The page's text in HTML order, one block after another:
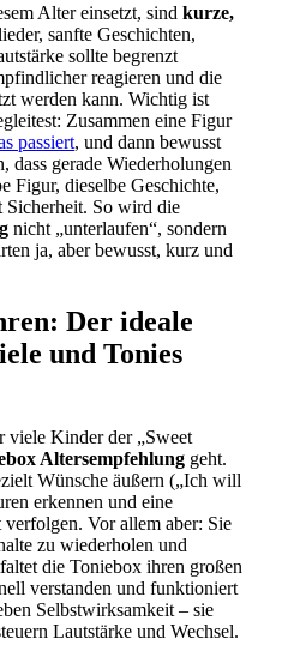
Alter einsetzt, sind kurze,
sanfte Geschichten,
sollte begrenzt
reagieren und die
werden kann. Wichtig ist
Zusammen eine Figur
passiert, und dann bewusst
dass gerade Wiederholungen
Figur, dieselbe Geschichte,
Sicherheit. So wird die
nicht „unterlaufen“, sondern
ja, aber bewusst, kurz und
Der ideale
und Tonies
viele Kinder der „Sweet
Altersempfehlung geht.
Wünsche äußern („Ich will
erkennen und eine
Vor allem aber: Sie
zu wiederholen und
die Toniebox ihren großen
verstanden und funktioniert
Selbstwirksamkeit – sie
Lautstärke und Wechsel.